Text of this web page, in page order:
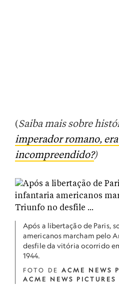
(Saiba mais sobre
imperador romano,
incompreendido?)
Após a libertação de Paris,
americanos marcham pelo
desfile da vitória ocorrido
1944.
FOTO DE ACME NEWS
ACME NEWS PICTURES